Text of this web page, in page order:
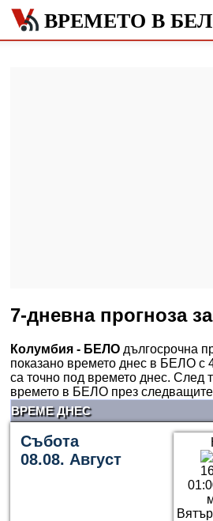
ВРЕМЕТО В
7-дневна прогноза
Колумбия - БЕЛО дългосрочна
показано времето днес в БЕЛО с
са точно под времето днес. След
времето в БЕЛО през
ВРЕМЕ ДНЕС
Събота
08.08. Август